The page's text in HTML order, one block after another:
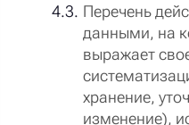
Перечень
данными, на
выражает
хранение,
изменение),